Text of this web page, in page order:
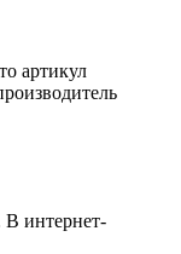
артикул
интернет-